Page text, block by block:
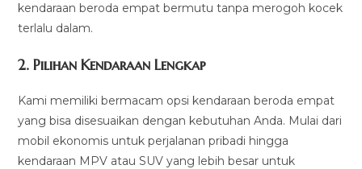
kendaraan beroda empat bermutu tanpa merogoh kocek
terlalu dalam.
2. Pilihan Kendaraan Lengkap
Kami memiliki bermacam opsi kendaraan beroda empat
yang bisa disesuaikan dengan kebutuhan Anda. Mulai dari
mobil ekonomis untuk perjalanan pribadi hingga
kendaraan MPV atau SUV yang lebih besar untuk